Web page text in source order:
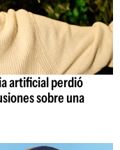
artificial perdió
sobre una